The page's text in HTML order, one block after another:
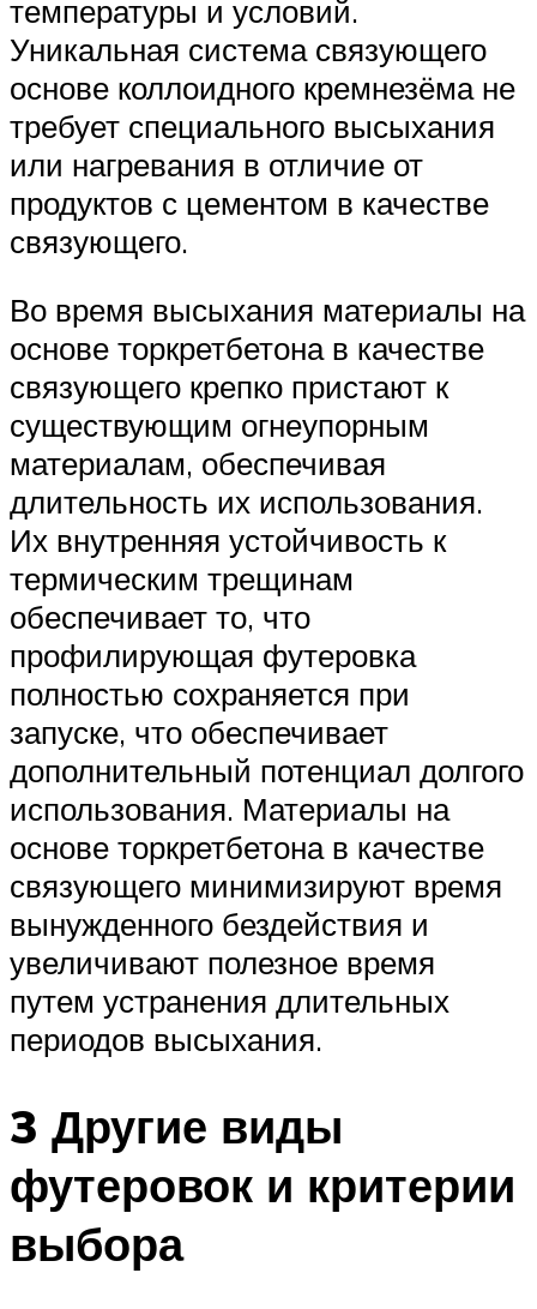
температуры и условий.
Уникальная система связующего
основе коллоидного кремнезёма не
требует специального высыхания
или нагревания в отличие от
продуктов с цементом в качестве
связующего.
Во время высыхания материалы на
основе торкретбетона в качестве
связующего крепко пристают к
существующим огнеупорным
материалам, обеспечивая
длительность их использования.
Их внутренняя устойчивость к
термическим трещинам
обеспечивает то, что
профилирующая футеровка
полностью сохраняется при
запуске, что обеспечивает
дополнительный потенциал долгого
использования. Материалы на
основе торкретбетона в качестве
связующего минимизируют время
вынужденного бездействия и
увеличивают полезное время
путем устранения длительных
периодов высыхания.
3 Другие виды
футеровок и критерии
выбора